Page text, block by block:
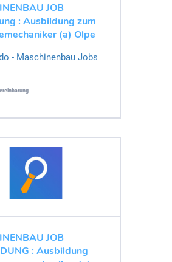
JOB
: Ausbildung zum
(a) Olpe
- Maschinenbau Jobs
JOB
: Ausbildung